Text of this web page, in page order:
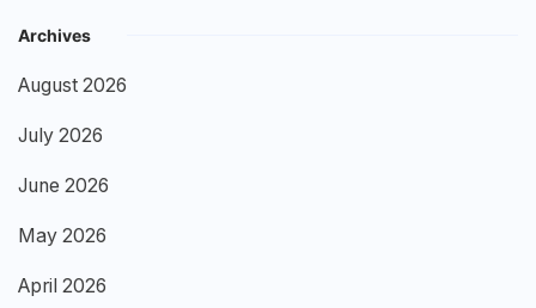
Archives
August 2026
July 2026
June 2026
May 2026
April 2026